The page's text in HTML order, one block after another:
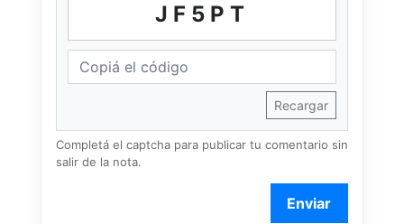
JF5PT
Recargar
Completá el captcha para publicar tu comentario sin
salir de la nota.
Enviar